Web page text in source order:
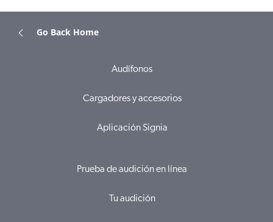
Go Back Home
Audífonos
Cargadores y accesorios
Aplicación Signia
Prueba de audición en línea
Tu audición